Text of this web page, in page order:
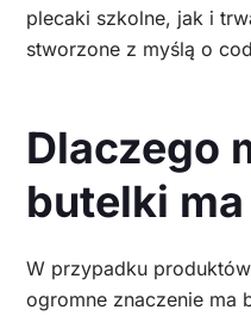
plecaki szkolne, jak i
stworzone z myślą o
Dlaczego
butelki
W przypadku
ogromne znaczenie ma